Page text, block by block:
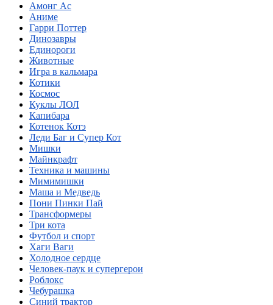
Амонг Ас
Аниме
Гарри Поттер
Динозавры
Единороги
Животные
Игра в кальмара
Котики
Космос
Куклы ЛОЛ
Капибара
Котенок Котэ
Леди Баг и Супер Кот
Мишки
Майнкрафт
Техника и машины
Мимимишки
Маша и Медведь
Пони Пинки Пай
Трансформеры
Три кота
Футбол и спорт
Хаги Ваги
Холодное сердце
Человек-паук и супергерои
Роблокс
Чебурашка
Синий трактор